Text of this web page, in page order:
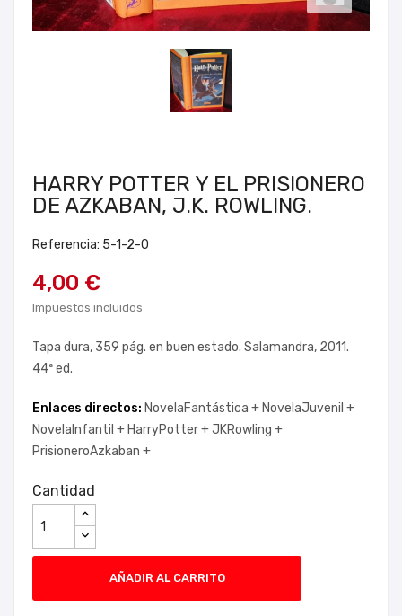
HARRY POTTER Y EL PRISIONERO
DE AZKABAN, J.K. ROWLING.
Referencia: 5-1-2-0
4,00 €
Impuestos incluidos
Tapa dura, 359 pág. en buen estado. Salamandra, 2011.
44ª ed.
Enlaces directos: NovelaFantástica + NovelaJuvenil +
NovelaInfantil + HarryPotter +JKRowling +
PrisioneroAzkaban +
Cantidad
AÑADIR AL CARRITO